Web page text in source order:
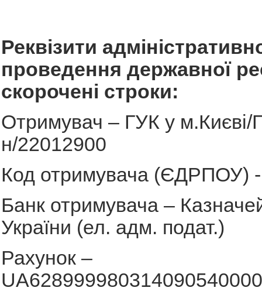
Реквізити
проведення державної
скорочені строки:
Отримувач – ГУК у м.Києві/
н/22012900
Код отримувача (ЄДРПОУ)
Банк отримувача –
України (ел. адм. подат.)
Рахунок –